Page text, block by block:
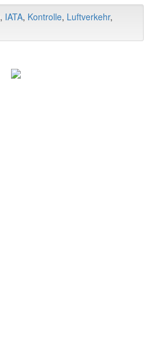
, IATA, Kontrolle, Luftverkehr,